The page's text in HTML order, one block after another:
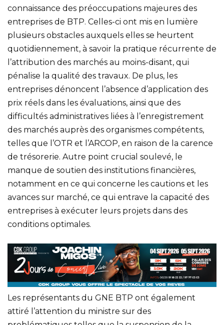
connaissance des préoccupations majeures des
entreprises de BTP. Celles-ci ont mis en lumière
plusieurs obstacles auxquels elles se heurtent
quotidiennement, à savoir la pratique récurrente de
l’attribution des marchés au moins-disant, qui
pénalise la qualité des travaux. De plus, les
entreprises dénoncent l’absence d’application des
prix réels dans les évaluations, ainsi que des
difficultés administratives liées à l’enregistrement
des marchés auprès des organismes compétents,
telles que l’OTR et l’ARCOP, en raison de la carence
de trésorerie. Autre point crucial soulevé, le
manque de soutien des institutions financières,
notamment en ce qui concerne les cautions et les
avances sur marché, ce qui entrave la capacité des
entreprises à exécuter leurs projets dans des
conditions optimales.
Les représentants du GNE BTP ont également
attiré l’attention du ministre sur des